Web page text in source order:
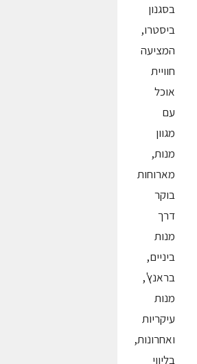
בסגנון
ביסטרו,
המציעה
חוויית
אוכל
עם
מגוון
מנות,
מארוחות
בוקר
דרך
מנות
ביניים,
בראנץ',
מנות
עיקריות
ואחרונות,
בליווי